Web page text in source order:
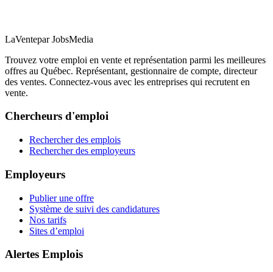
LaVentepar JobsMedia
Trouvez votre emploi en vente et représentation parmi les meilleures
offres au Québec. Représentant, gestionnaire de compte, directeur
des ventes. Connectez-vous avec les entreprises qui recrutent en
vente.
Chercheurs d'emploi
Rechercher des emplois
Rechercher des employeurs
Employeurs
Publier une offre
Système de suivi des candidatures
Nos tarifs
Sites d’emploi
Alertes Emplois